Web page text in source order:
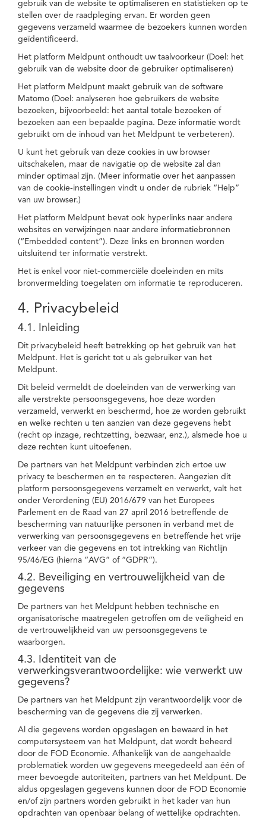
gebruik van de website te optimaliseren en statistieken op te
stellen over de raadpleging ervan. Er worden geen
gegevens verzameld waarmee de bezoekers kunnen worden
geïdentificeerd.
Het platform Meldpunt onthoudt uw taalvoorkeur (Doel: het
gebruik van de website door de gebruiker optimaliseren)
Het platform Meldpunt maakt gebruik van de software
Matomo (Doel: analyseren hoe gebruikers de website
bezoeken, bijvoorbeeld: het aantal totale bezoeken of
bezoeken aan een bepaalde pagina. Deze informatie wordt
gebruikt om de inhoud van het Meldpunt te verbeteren).
U kunt het gebruik van deze cookies in uw browser
uitschakelen, maar de navigatie op de website zal dan
minder optimaal zijn. (Meer informatie over het aanpassen
van de cookie-instellingen vindt u onder de rubriek “Help”
van uw browser.)
Het platform Meldpunt bevat ook hyperlinks naar andere
websites en verwijzingen naar andere informatiebronnen
(“Embedded content”). Deze links en bronnen worden
uitsluitend ter informatie verstrekt.
Het is enkel voor niet-commerciële doeleinden en mits
bronvermelding toegelaten om informatie te reproduceren.
4. Privacybeleid
4.1. Inleiding
Dit privacybeleid heeft betrekking op het gebruik van het
Meldpunt. Het is gericht tot u als gebruiker van het
Meldpunt.
Dit beleid vermeldt de doeleinden van de verwerking van
alle verstrekte persoonsgegevens, hoe deze worden
verzameld, verwerkt en beschermd, hoe ze worden gebruikt
en welke rechten u ten aanzien van deze gegevens hebt
(recht op inzage, rechtzetting, bezwaar, enz.), alsmede hoe u
deze rechten kunt uitoefenen.
De partners van het Meldpunt verbinden zich ertoe uw
privacy te beschermen en te respecteren. Aangezien dit
platform persoonsgegevens verzamelt en verwerkt, valt het
onder Verordening (EU) 2016/679 van het Europees
Parlement en de Raad van 27 april 2016 betreffende de
bescherming van natuurlijke personen in verband met de
verwerking van persoonsgegevens en betreffende het vrije
verkeer van die gegevens en tot intrekking van Richtlijn
95/46/EG (hierna “AVG” of “GDPR”).
4.2. Beveiliging en vertrouwelijkheid van de
gegevens
De partners van het Meldpunt hebben technische en
organisatorische maatregelen getroffen om de veiligheid en
de vertrouwelijkheid van uw persoonsgegevens te
waarborgen.
4.3. Identiteit van de
verwerkingsverantwoordelijke: wie verwerkt uw
gegevens?
De partners van het Meldpunt zijn verantwoordelijk voor de
bescherming van de gegevens die zij verwerken.
Al die gegevens worden opgeslagen en bewaard in het
computersysteem van het Meldpunt, dat wordt beheerd
door de FOD Economie. Afhankelijk van de aangehaalde
problematiek worden uw gegevens meegedeeld aan één of
meer bevoegde autoriteiten, partners van het Meldpunt. De
aldus opgeslagen gegevens kunnen door de FOD Economie
en/of zijn partners worden gebruikt in het kader van hun
opdrachten van openbaar belang of wettelijke opdrachten.